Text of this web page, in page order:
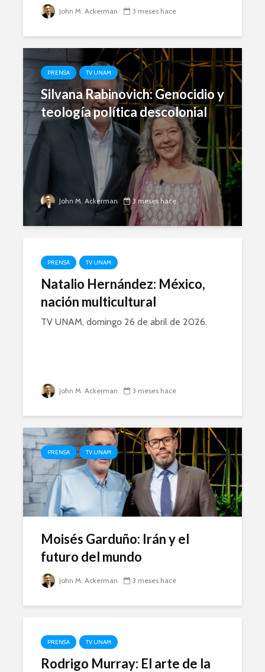
John M. Ackerman 3 meses hace
PRENSA TV UNAM
Silvana Rabinovich: Genocidio y
teología política descolonial
John M. Ackerman 3 meses hace
PRENSA TV UNAM
Natalio Hernández: México,
nación multicultural
TV UNAM, domingo 26 de abril de 2026.
John M. Ackerman 3 meses hace
PRENSA TV UNAM
Moisés Garduño: Irán y el
futuro del mundo
John M. Ackerman 3 meses hace
PRENSA TV UNAM
Rodrigo Murray: El arte de la